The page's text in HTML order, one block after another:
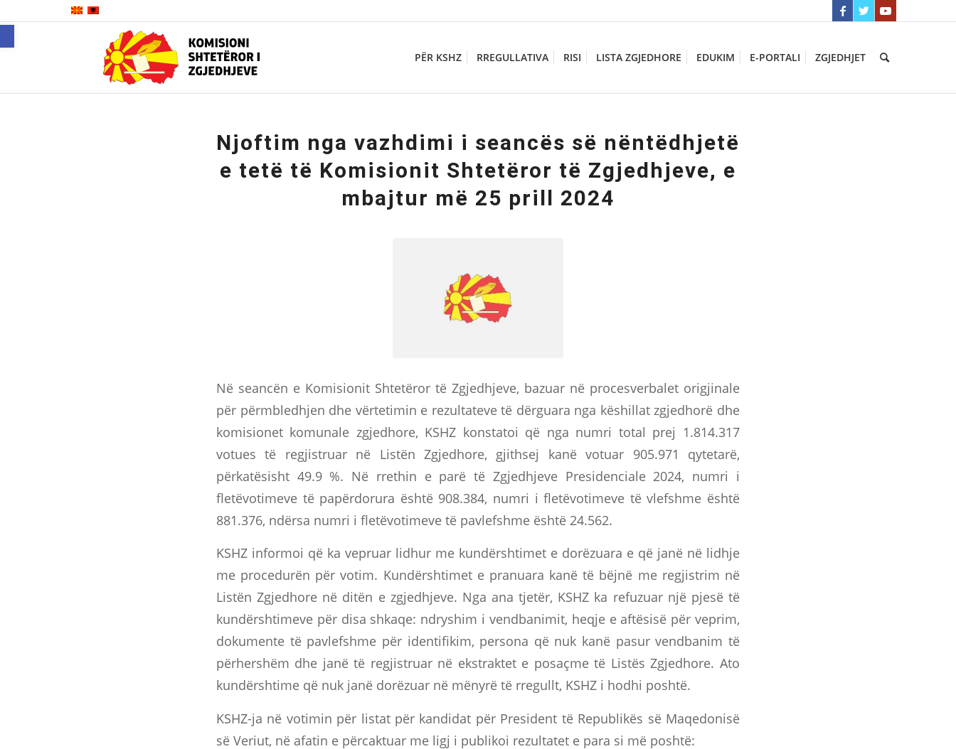
PËR KSHZ RREGULLATIVA RISI LISTA ZGJEDHORE EDUKIM E-PORTALI ZGJEDHJET
Njoftim nga vazhdimi i seancës së nëntëdhjetë
e tetë të Komisionit Shtetëror të Zgjedhjeve, e
mbajtur më 25 prill 2024
Në seancën e Komisionit Shtetëror të Zgjedhjeve, bazuar në procesverbalet origjinale
për përmbledhjen dhe vërtetimin e rezultateve të dërguara nga këshillat zgjedhorë dhe
komisionet komunale zgjedhore, KSHZ konstatoi që nga numri total prej 1.814.317
votues të regjistruar në Listën Zgjedhore, gjithsej kanë votuar 905.971 qytetarë,
përkatësisht 49.9 %. Në rrethin e parë të Zgjedhjeve Presidenciale 2024, numri i
fletëvotimeve të papërdorura është 908.384, numri i fletëvotimeve të vlefshme është
881.376, ndërsа numri i fletëvotimeve të pavlefshme është 24.562.
KSHZ informoi që ka vepruar lidhur me kundërshtimet e dorëzuara e që janë në lidhje
me procedurën për votim. Kundërshtimet e pranuara kanë të bëjnë me regjistrim në
Listën Zgjedhore në ditën e zgjedhjeve. Nga ana tjetër, KSHZ ka refuzuar një pjesë të
kundërshtimeve për disa shkaqe: ndryshim i vendbanimit, heqje e aftësisë për veprim,
dokumente të pavlefshme për identifikim, persona që nuk kanë pasur vendbanim të
përhershëm dhe janë të regjistruar në ekstraktet e posaçme të Listës Zgjedhore. Ato
kundërshtime që nuk janë dorëzuar në mënyrë të rregullt, KSHZ i hodhi poshtë.
KSHZ-ja në votimin për listat për kandidat për President të Republikës së Maqedonisë
së Veriut, në afatin e përcaktuar me ligj i publikoi rezultatet e para si më poshtë:
Open toolbar